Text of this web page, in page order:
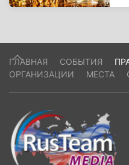
ГЛАВНАЯ СОБЫТИЯ
ОРГАНИЗАЦИИ
МЕСТА